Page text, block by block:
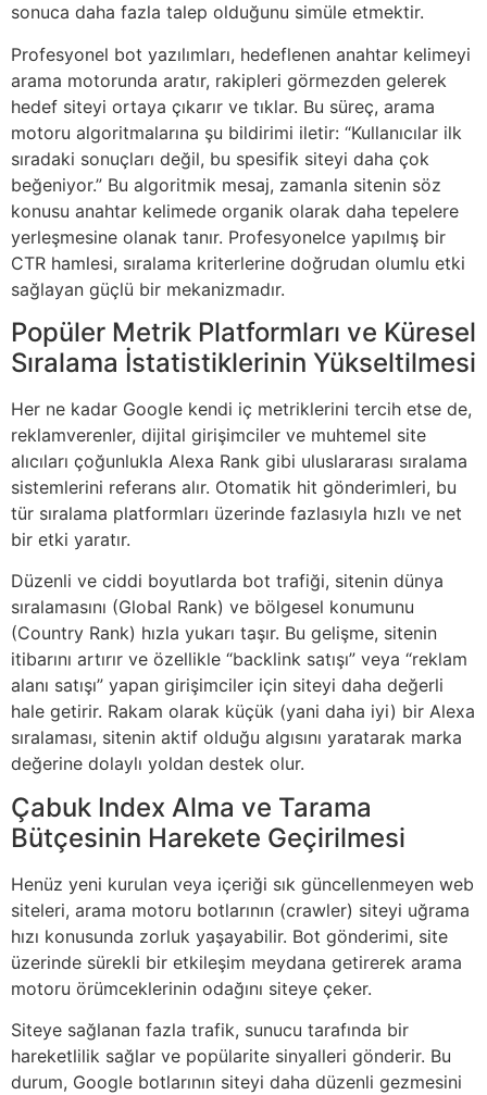
sonuca daha fazla talep olduğunu simüle etmektir.
Profesyonel bot yazılımları, hedeflenen anahtar kelimeyi
arama motorunda aratır, rakipleri görmezden gelerek
hedef siteyi ortaya çıkarır ve tıklar. Bu süreç, arama
motoru algoritmalarına şu bildirimi iletir: “Kullanıcılar ilk
sıradaki sonuçları değil, bu spesifik siteyi daha çok
beğeniyor.” Bu algoritmik mesaj, zamanla sitenin söz
konusu anahtar kelimede organik olarak daha tepelere
yerleşmesine olanak tanır. Profesyonelce yapılmış bir
CTR hamlesi, sıralama kriterlerine doğrudan olumlu etki
sağlayan güçlü bir mekanizmadır.
Popüler Metrik Platformları ve Küresel
Sıralama İstatistiklerinin Yükseltilmesi
Her ne kadar Google kendi iç metriklerini tercih etse de,
reklamverenler, dijital girişimciler ve muhtemel site
alıcıları çoğunlukla Alexa Rank gibi uluslararası sıralama
sistemlerini referans alır. Otomatik hit gönderimleri, bu
tür sıralama platformları üzerinde fazlasıyla hızlı ve net
bir etki yaratır.
Düzenli ve ciddi boyutlarda bot trafiği, sitenin dünya
sıralamasını (Global Rank) ve bölgesel konumunu
(Country Rank) hızla yukarı taşır. Bu gelişme, sitenin
itibarını artırır ve özellikle “backlink satışı” veya “reklam
alanı satışı” yapan girişimciler için siteyi daha değerli
hale getirir. Rakam olarak küçük (yani daha iyi) bir Alexa
sıralaması, sitenin aktif olduğu algısını yaratarak marka
değerine dolaylı yoldan destek olur.
Çabuk Index Alma ve Tarama
Bütçesinin Harekete Geçirilmesi
Henüz yeni kurulan veya içeriği sık güncellenmeyen web
siteleri, arama motoru botlarının (crawler) siteyi uğrama
hızı konusunda zorluk yaşayabilir. Bot gönderimi, site
üzerinde sürekli bir etkileşim meydana getirerek arama
motoru örümceklerinin odağını siteye çeker.
Siteye sağlanan fazla trafik, sunucu tarafında bir
hareketlilik sağlar ve popülarite sinyalleri gönderir. Bu
durum, Google botlarının siteyi daha düzenli gezmesini